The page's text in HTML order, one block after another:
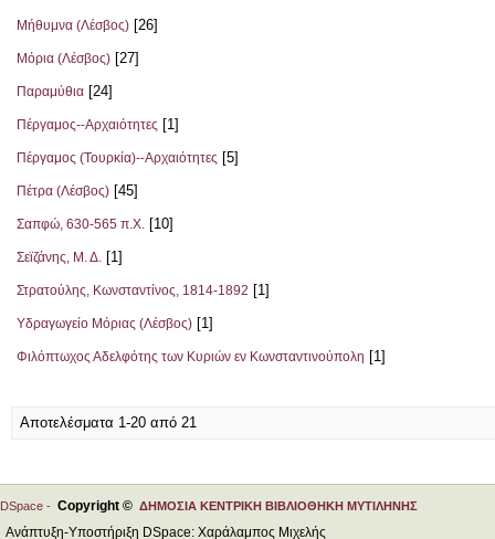
Μήθυμνα (Λέσβος) [26]
Μόρια (Λέσβος) [27]
Παραμύθια [24]
Πέργαμος--Αρχαιότητες [1]
Πέργαμος (Τουρκία)--Αρχαιότητες [5]
Πέτρα (Λέσβος) [45]
Σαπφώ, 630-565 π.Χ. [10]
Σεϊζάνης, Μ. Δ. [1]
Στρατούλης, Κωνσταντίνος, 1814-1892 [1]
Υδραγωγείο Μόριας (Λέσβος) [1]
Φιλόπτωχος Αδελφότης των Κυριών εν Κωνσταντινούπολη [1]
Αποτελέσματα 1-20 από 21
DSpace - Copyright © ΔΗΜΟΣΙΑ ΚΕΝΤΡΙΚΗ ΒΙΒΛΙΟΘΗΚΗ ΜΥΤΙΛΗΝΗΣ
Ανάπτυξη-Υποστήριξη DSpace: Χαράλαμπος Μιχελής